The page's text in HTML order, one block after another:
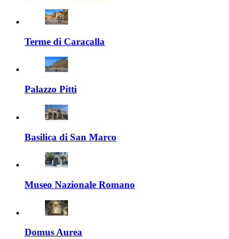
Terme di Caracalla
Palazzo Pitti
Basilica di San Marco
Museo Nazionale Romano
Domus Aurea